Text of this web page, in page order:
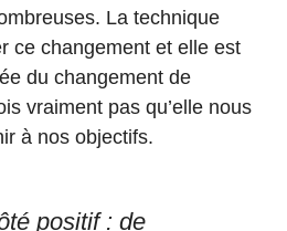
La technique
ce changement et elle est
du changement de
vraiment pas qu’elle nous
à nos objectifs.
positif : de